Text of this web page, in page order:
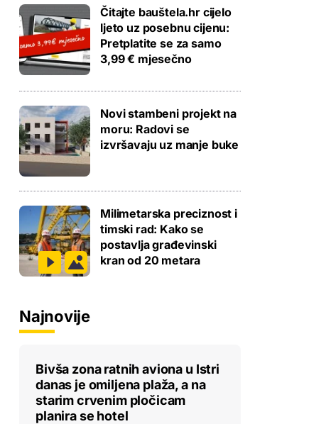
Čitajte bauštela.hr cijelo
ljeto uz posebnu cijenu:
Pretplatite se za samo
3,99 € mjesečno
Novi stambeni projekt na
moru: Radovi se
izvršavaju uz manje buke
Milimetarska preciznost i
timski rad: Kako se
postavlja građevinski
kran od 20 metara
Najnovije
Bivša zona ratnih aviona u Istri
danas je omiljena plaža, a na
starim crvenim pločicam
planira se hotel